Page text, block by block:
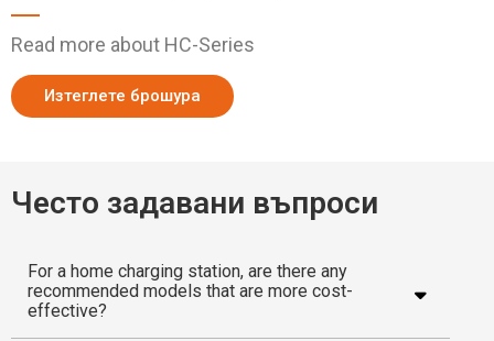
Read more about HC-Series
Изтеглете брошура
Често задавани въпроси
For a home charging station, are there any
recommended models that are more cost-
effective?